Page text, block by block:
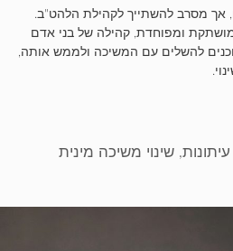
אך מסרב להשתייך לקהילת הלהט"ב.
ומפוחדת, קהילה של בני אדם
להשלים עם המשיכה ולממש אותה,
עיתונות,שינוי משיכה מינית